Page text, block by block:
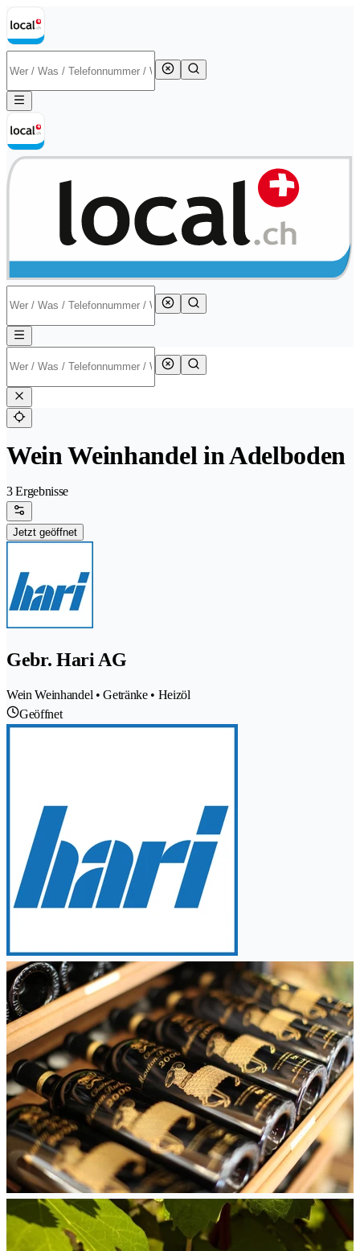
Wein Weinhandel in Adelboden
3 Ergebnisse
Jetzt geöffnet
Gebr. Hari AG
Wein Weinhandel • Getränke • Heizöl
Geöffnet